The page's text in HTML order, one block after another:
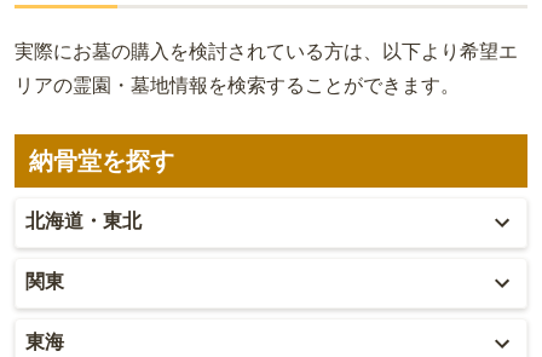
実際にお墓の購入を検討されている方は、以下より希望エ
リアの霊園・墓地情報を検索することができます。
納骨堂を探す
北海道・東北
北海道
青森
関東
東京
東海